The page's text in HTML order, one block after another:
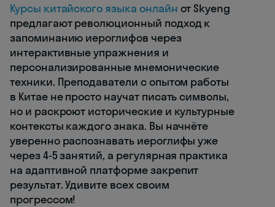
Курсы китайского языка онлайн от Skyeng
предлагают революционный подход к
запоминанию иероглифов через
интерактивные упражнения и
персонализированные мнемонические
техники. Преподаватели с опытом работы
в Китае не просто научат писать символы,
но и раскроют исторические и культурные
контексты каждого знака. Вы начнёте
уверенно распознавать иероглифы уже
через 4-5 занятий, а регулярная практика
на адаптивной платформе закрепит
результат. Удивите всех своим
прогрессом!